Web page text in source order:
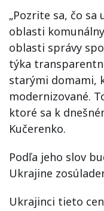
„Pozrite sa, čo sa
oblasti
oblasti správy
týka
starými domami,
modernizované.
ktoré sa k
Kučerenko.
Podľa jeho slov
Ukrajine
Ukrajinci tieto